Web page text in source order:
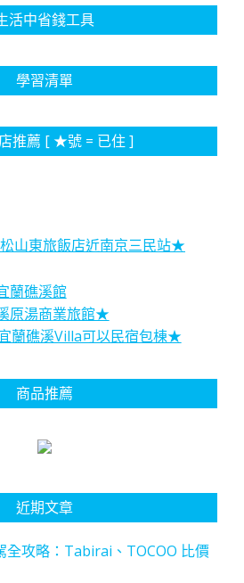
活中省錢工具
學習清單
推薦 [ ★號 = 已住 ]
松山東旅飯店近南京三民站★
蘭礁溪館
原湯商業旅館★
蘭礁溪Villa可以民宿包棟★
商品推薦
近期文章
全攻略：Tabirai、TOCOO 比價